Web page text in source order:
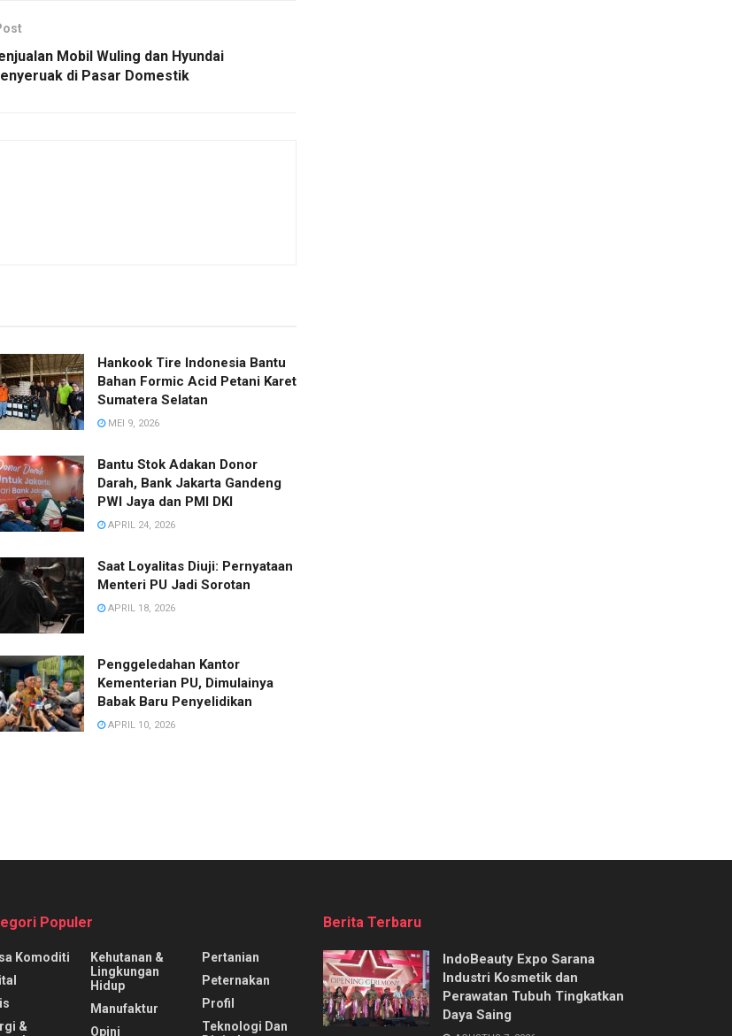
Mobil Wuling dan Hyundai
di Pasar Domestik
Hankook Tire Indonesia Bantu
Bahan Formic Acid Petani Karet
Sumatera Selatan
MEI 9, 2026
Bantu Stok Adakan Donor
Darah, Bank Jakarta Gandeng
PWI Jaya dan PMI DKI
APRIL 24, 2026
Saat Loyalitas Diuji: Pernyataan
Menteri PU Jadi Sorotan
APRIL 18, 2026
Penggeledahan Kantor
Kementerian PU, Dimulainya
Babak Baru Penyelidikan
APRIL 10, 2026
Populer
Komoditi
&
Kehutanan &
Lingkungan
Hidup
Manufaktur
Opini
Pertanian
Peternakan
Profil
Teknologi Dan
Berita Terbaru
IndoBeauty Expo Sarana
Industri Kosmetik dan
Perawatan Tubuh Tingkatkan
Daya Saing